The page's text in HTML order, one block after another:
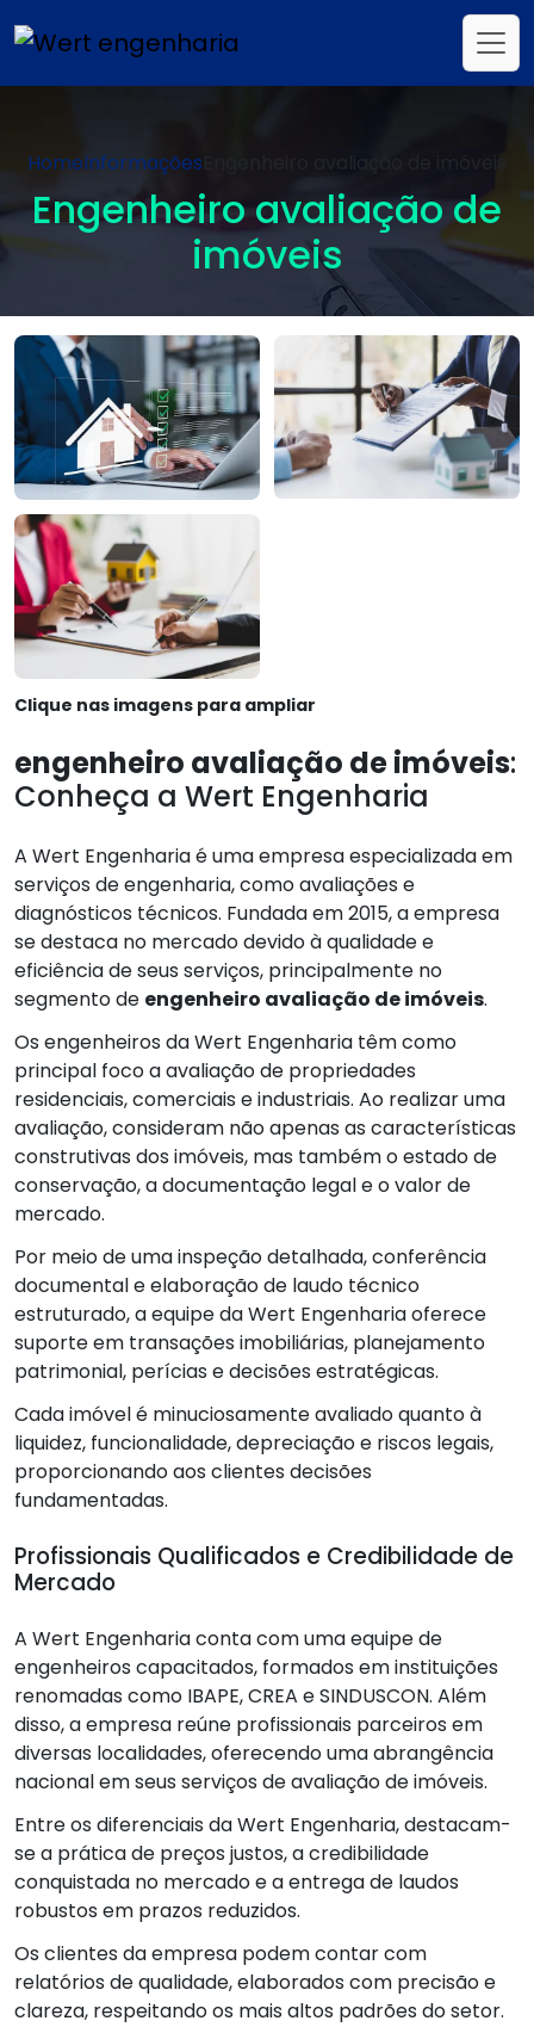
HomeInformações
Engenheiro avaliação de
imóveis
Clique nas imagens para ampliar
engenheiro avaliação de imóveis:
Conheça a Wert Engenharia
A Wert Engenharia é uma empresa especializada em
serviços de engenharia, como avaliações e
diagnósticos técnicos. Fundada em 2015, a empresa
se destaca no mercado devido à qualidade e
eficiência de seus serviços, principalmente no
segmento de engenheiro avaliação de imóveis.
Os engenheiros da Wert Engenharia têm como
principal foco a avaliação de propriedades
residenciais, comerciais e industriais. Ao realizar uma
avaliação, consideram não apenas as características
construtivas dos imóveis, mas também o estado de
conservação, a documentação legal e o valor de
mercado.
Por meio de uma inspeção detalhada, conferência
documental e elaboração de laudo técnico
estruturado, a equipe da Wert Engenharia oferece
suporte em transações imobiliárias, planejamento
patrimonial, perícias e decisões estratégicas.
Cada imóvel é minuciosamente avaliado quanto à
liquidez, funcionalidade, depreciação e riscos legais,
proporcionando aos clientes decisões
fundamentadas.
Profissionais Qualificados e Credibilidade de
Mercado
A Wert Engenharia conta com uma equipe de
engenheiros capacitados, formados em instituições
renomadas como IBAPE, CREA e SINDUSCON. Além
disso, a empresa reúne profissionais parceiros em
diversas localidades, oferecendo uma abrangência
nacional em seus serviços de avaliação de imóveis.
Entre os diferenciais da Wert Engenharia, destacam-
se a prática de preços justos, a credibilidade
conquistada no mercado e a entrega de laudos
robustos em prazos reduzidos.
Os clientes da empresa podem contar com
relatórios de qualidade, elaborados com precisão e
clareza, respeitando os mais altos padrões do setor.